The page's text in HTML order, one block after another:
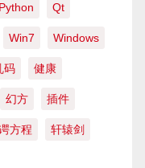
Python Qt
Win7 Windows
码 健康
幻方 插件
方程 轩辕剑